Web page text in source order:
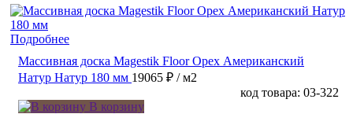
Подробнее
Массивная доска Magestik Floor Орех Американский
Натур Натур 180 мм 19065 ₽ / м2
код товара: 03-322
В корзину